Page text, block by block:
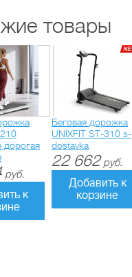
товары
дорогая
руб.
к
Беговая дорожка
UNIXFIT ST-310 s-
dostavka
22 662 руб.
Добавить к
корзине